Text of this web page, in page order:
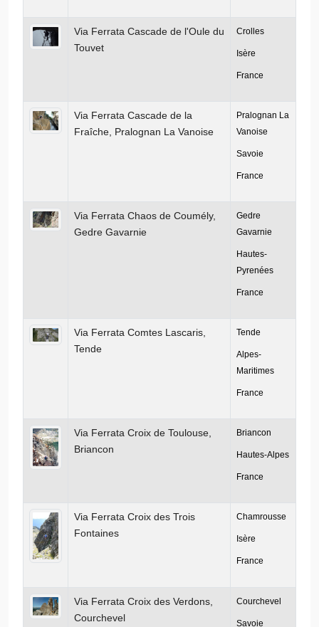
Via Ferrata Cascade de l'Oule du
Touvet
Crolles
Isère
France
Via Ferrata Cascade de la
Fraîche, Pralognan La Vanoise
Pralognan La
Vanoise
Savoie
France
Via Ferrata Chaos de Coumély,
Gedre Gavarnie
Gedre
Gavarnie
Hautes-
Pyrenées
France
Via Ferrata Comtes Lascaris,
Tende
Tende
Alpes-
Maritimes
France
Via Ferrata Croix de Toulouse,
Briancon
Briancon
Hautes-Alpes
France
Via Ferrata Croix des Trois
Fontaines
Chamrousse
Isère
France
Via Ferrata Croix des Verdons,
Courchevel
Courchevel
Savoie